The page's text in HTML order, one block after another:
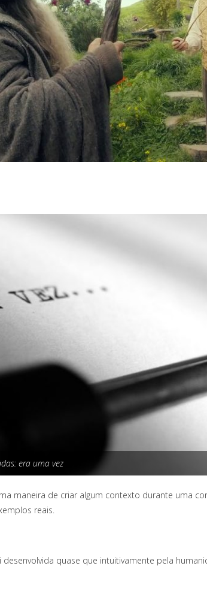
era uma vez
maneira de criar algum contexto durante uma
reais.
quase que intuitivamente pela